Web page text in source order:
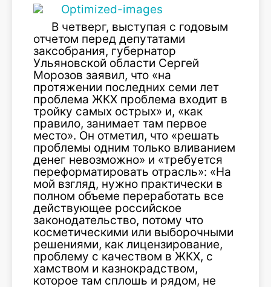
В четверг, выступая с годовым
отчетом перед депутатами
заксобрания, губернатор
Ульяновской области Сергей
Морозов заявил, что «на
протяжении последних семи лет
проблема ЖКХ проблема входит в
тройку самых острых» и, «как
правило, занимает там первое
место». Он отметил, что «решать
проблемы одним только вливанием
денег невозможно» и «требуется
переформатировать отрасль»: «На
мой взгляд, нужно практически в
полном объеме переработать все
действующее российское
законодательство, потому что
косметическими или выборочными
решениями, как лицензирование,
проблему с качеством в ЖКХ, с
хамством и казнокрадством,
которое там сплошь и рядом, не